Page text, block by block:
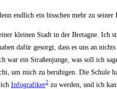
end­lich ein biss­chen mehr zu sei­ner
klei­nen Stadt in der Bre­ta­gne. Ich
dafür gesorgt, dass es uns an
ein Stra­ßen­jun­ge, was soll ich
um mich zu beru­hi­gen. Die
Info­gra­fi­ker2 zu wer­den, und ich